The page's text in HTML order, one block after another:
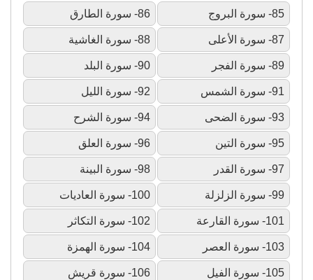
85- سورة البروج 86- سورة الطارق
87- سورة الأعلى 88- سورة الغاشية
89- سورة الفجر 90- سورة البلد
91- سورة الشمس 92- سورة الليل
93- سورة الضحى 94- سورة الشرح
95- سورة التين 96- سورة العلق
97- سورة القدر 98- سورة البينة
99- سورة الزلزلة 100- سورة العاديات
101- سورة القارعة 102- سورة التكاثر
103- سورة العصر 104- سورة الهمزة
105- سورة الفيل 106- سورة قريش